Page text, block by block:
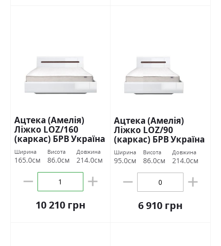
Ацтека (Амелія)
Ліжко LOZ/160
(каркас) БРВ Україна
Ширина
165.0см
Висота
86.0см
Довжина
214.0см
10 210 грн
Ацтека (Амелія)
Ліжко LOZ/90
(каркас) БРВ Україна
Ширина
95.0см
Висота
86.0см
Довжина
214.0см
6 910 грн